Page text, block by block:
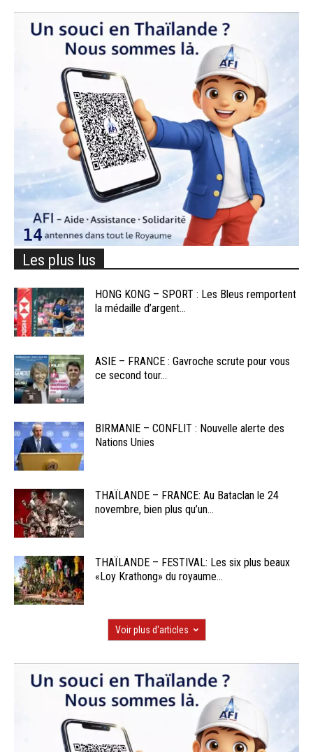
Les plus lus
HONG KONG – SPORT : Les Bleus remportent
la médaille d’argent...
ASIE – FRANCE : Gavroche scrute pour vous
ce second tour...
BIRMANIE – CONFLIT : Nouvelle alerte des
Nations Unies
THAÏLANDE – FRANCE: Au Bataclan le 24
novembre, bien plus qu’un...
THAÏLANDE – FESTIVAL: Les six plus beaux
«Loy Krathong» du royaume...
Voir plus d'articles